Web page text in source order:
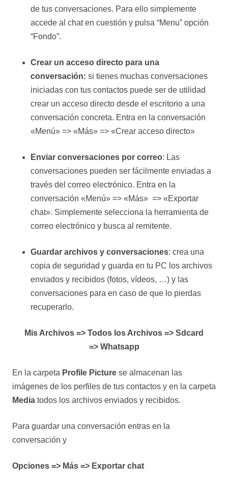
de tus conversaciones. Para ello simplemente
accede al chat en cuestión y pulsa “Menu” opción
“Fondo”.
Crear un acceso directo para una
conversación: si tienes muchas conversaciones
iniciadas con tus contactos puede ser de utilidad
crear un acceso directo desde el escritorio a una
conversación concreta. Entra en la conversación
«Menú» => «Más» => «Crear acceso directo»
Enviar conversaciones por correo: Las
conversaciones pueden ser fácilmente enviadas a
través del correo electrónico. Entra en la
conversación «Menú» => «Más» => «Exportar
chat». Simplemente selecciona la herramienta de
correo electrónico y busca al remitente.
Guardar archivos y conversaciones: crea una
copia de seguridad y guarda en tu PC los archivos
enviados y recibidos (fotos, vídeos, …) y las
conversaciones para en caso de que lo pierdas
recuperarlo.
Mis Archivos => Todos los Archivos => Sdcard
=> Whatsapp
En la carpeta Profile Picture se almacenan las
imágenes de los perfiles de tus contactos y en la carpeta
Media todos los archivos enviados y recibidos.
Para guardar una conversación entras en la
conversación y
Opciones => Más => Exportar chat